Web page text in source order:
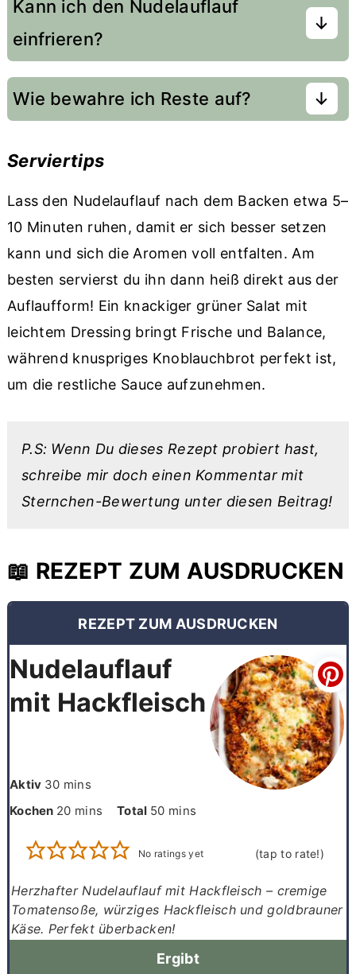
Mengen einzuhalten. Die Nudeln sollten
knapp al dente gekocht, und anschliessend
mit einer «Barriereschicht» ausgestattet und
ziehen nach, saugen aber nicht so schnell
viel Flüssigkeit auf.
vorbereiten und bis zu 24 Stunden im
Kühlschrank lagern. Lass ihn vor dem
Backen 20–30 Minuten bei Raumtemperatur
stehen oder verlängere die Backzeit leicht,
falls er direkt aus dem Kühlschrank kommt.
Kann ich den Nudelauflauf
einfrieren?
einer gefriergeeigneten Form einfrieren. Vor
dem Backen über Nacht im Kühlschrank
auftauen lassen und dann wie gewohnt
Gebackene Reste können ebenfalls
eingefroren werden – einfach portionsweise
verpacken und beim Aufwärmen mit etwas
zusätzlicher Sauce oder Sahne auffrischen.
Wie bewahre ich Reste auf?
fast noch besser!
Serviertips
Lass den Nudelauflauf nach dem Backen etwa 5–
10 Minuten ruhen, damit er sich besser setzen
kann und sich die Aromen voll entfalten. Am
besten servierst du ihn dann heiß direkt aus der
Auflaufform! Ein knackiger grüner Salat mit
leichtem Dressing bringt Frische und Balance,
während knuspriges Knoblauchbrot perfekt ist,
um die restliche Sauce aufzunehmen.
P.S: Wenn Du dieses Rezept probiert hast,
schreibe mir doch einen Kommentar mit
Sternchen-Bewertung unter diesen Beitrag!
📖 REZEPT ZUM AUSDRUCKEN
REZEPT ZUM AUSDRUCKEN
Nudelauflauf
mit Hackfleisch
Aktiv 30minutes
mins
Kochen 20minutes
mins Total 50minutes
mins
No ratings yet
Herzhafter Nudelauflauf mit Hackfleisch – cremige
Tomatensoße, würziges Hackfleisch und goldbrauner
Käse. Perfekt überbacken!
Ergibt